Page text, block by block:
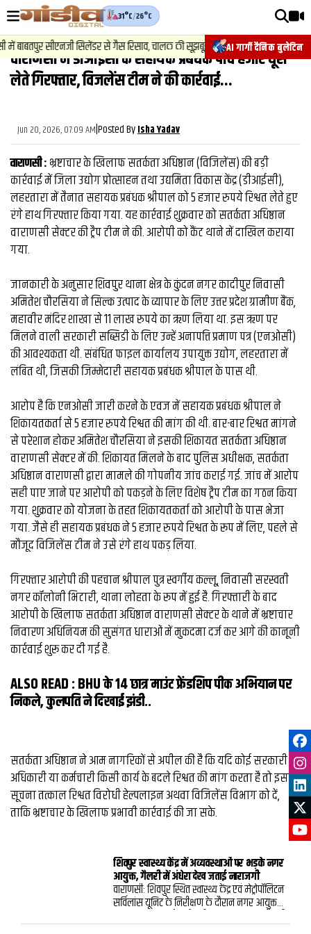
AI गार्गी दैनिक बुलेटिन
31°C/26°C
में बाबतपुर सीएनजी सिलेंडर से गैस रिसाव, चालक की सूझबूझ से टला बड़ा हादसा. 2.
वीडियोज़
वाराणसी न्यूज़
राजनीति
फिल्मी
साहित्य
संस्कृति
ख़ान पान और जीवनशैली
फैक्ट चेक
व्यापार
मौसम
देश
वाराणसी में डीआईसी के सहायक प्रबंधक पांच हजार घूस
लेते गिरफ्तार, विजलेंस टीम ने की कार्रवाई...
Jun 20, 2026, 07:09 AM|Posted ByIsha Yadav
वाराणसी :भ्रष्टाचार के खिलाफ सतर्कता अधिष्ठान (विजिलेंस) की बड़ी
कार्रवाई में जिला उद्योग प्रोत्साहन तथा उद्यमिता विकास केंद्र (डीआईसी),
लहरतारा में तैनात सहायक प्रबंधक श्रीपाल को 5 हजार रुपये रिश्वत लेते हुए
रंगे हाथ गिरफ्तार किया गया. यह कार्रवाई शुक्रवार को सतर्कता अधिष्ठान
वाराणसी सेक्टर की ट्रैप टीम ने की. आरोपी को कैंट थाने में दाखिल कराया
गया.
जानकारी के अनुसार शिवपुर थाना क्षेत्र के कुंदन नगर कादीपुर निवासी
अमितेश चौरसिया ने सिल्क उत्पाद के व्यापार के लिए उत्तर प्रदेश ग्रामीण बैंक,
महावीर मंदिर शाखा से 11 लाख रुपये का ऋण लिया था. इस ऋण पर
मिलने वाली सरकारी सब्सिडी के लिए उन्हें अनापत्ति प्रमाण पत्र (एनओसी)
की आवश्यकता थी. संबंधित फाइल कार्यालय उपायुक्त उद्योग, लहरतारा में
लंबित थी, जिसकी जिम्मेदारी सहायक प्रबंधक श्रीपाल के पास थी.
आरोप है कि एनओसी जारी करने के एवज में सहायक प्रबंधक श्रीपाल ने
शिकायतकर्ता से 5 हजार रुपये रिश्वत की मांग की थी. बार-बार रिश्वत मांगने
से परेशान होकर अमितेश चौरसिया ने इसकी शिकायत सतर्कता अधिष्ठान
वाराणसी सेक्टर में की. शिकायत मिलने के बाद पुलिस अधीक्षक, सतर्कता
अधिष्ठान वाराणसी द्वारा मामले की गोपनीय जांच कराई गई. जांच में आरोप
सही पाए जाने पर आरोपी को पकड़ने के लिए विशेष ट्रैप टीम का गठन किया
गया. शुक्रवार को योजना के तहत शिकायतकर्ता को आरोपी के पास भेजा
गया. जैसे ही सहायक प्रबंधक ने 5 हजार रुपये रिश्वत के रूप में लिए, पहले से
मौजूद विजिलेंस टीम ने उसे रंगे हाथ पकड़ लिया.
गिरफ्तार आरोपी की पहचान श्रीपाल पुत्र स्वर्गीय कल्लू, निवासी सरस्वती
नगर कॉलोनी भिटारी, थाना लोहता के रूप में हुई है. गिरफ्तारी के बाद
आरोपी के खिलाफ सतर्कता अधिष्ठान वाराणसी सेक्टर के थाने में भ्रष्टाचार
निवारण अधिनियम की सुसंगत धाराओं में मुकदमा दर्ज कर आगे की कानूनी
कार्रवाई शुरू कर दी गई है.
ALSO READ :BHU के 14 छात्र माउंट फ्रेंडशिप पीक अभियान पर
निकले, कुलपति ने दिखाई झंडी..
सतर्कता अधिष्ठान ने आम नागरिकों से अपील की है कि यदि कोई सरकारी
अधिकारी या कर्मचारी किसी कार्य के बदले रिश्वत की मांग करता है तो इसकी
सूचना तत्काल रिश्वत विरोधी हेल्पलाइन अथवा विजिलेंस विभाग को दें,
ताकि भ्रष्टाचार के खिलाफ प्रभावी कार्रवाई की जा सके.
शिवपुर स्वास्थ्य केंद्र में अव्यवस्थाओं पर भड़के नगर
आयुक्त, गैलरी में अंधेरा देख जताई नाराजगी
वाराणसी: शिवपुर स्थित स्वास्थ्य केंद्र एवं मेट्रोपॉलिटन
सर्विलांस यूनिट के निरीक्षण के दौरान नगर आयुक्त
में प्रकाश व्यवस्था नहीं होने और डॉक्टरों के चेंबरों के